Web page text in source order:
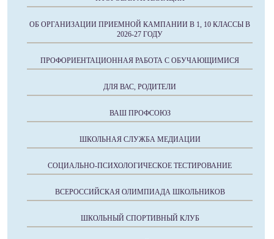
ОБ ОРГАНИЗАЦИИ ПРИЕМНОЙ КАМПАНИИ В 1, 10 КЛАССЫ В
2026-27 ГОДУ
ПРОФОРИЕНТАЦИОННАЯ РАБОТА С ОБУЧАЮЩИМИСЯ
ДЛЯ ВАС, РОДИТЕЛИ
ВАШ ПРОФСОЮЗ
ШКОЛЬНАЯ СЛУЖБА МЕДИАЦИИ
СОЦИАЛЬНО-ПСИХОЛОГИЧЕСКОЕ ТЕСТИРОВАНИЕ
ВСЕРОССИЙСКАЯ ОЛИМПИАДА ШКОЛЬНИКОВ
ШКОЛЬНЫЙ СПОРТИВНЫЙ КЛУБ